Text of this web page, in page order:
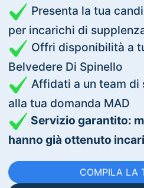
Presenta la tua
per incarichi di
Offri disponibilità a
Belvedere Di Spinello
Affidati a un team
alla tua domanda MAD
Servizio garantito:
hanno già ottenuto
COMPILA LA